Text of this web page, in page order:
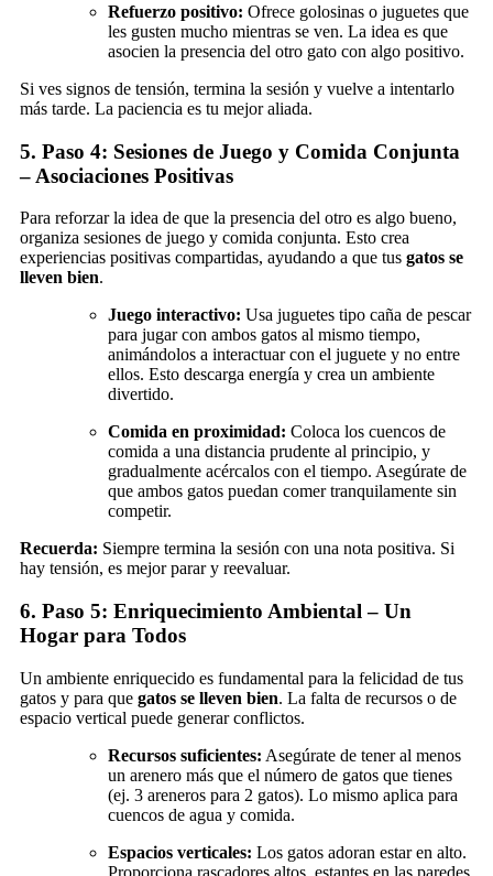
Refuerzo positivo: Ofrece golosinas o juguetes que
les gusten mucho mientras se ven. La idea es que
asocien la presencia del otro gato con algo positivo.
Si ves signos de tensión, termina la sesión y vuelve a intentarlo
más tarde. La paciencia es tu mejor aliada.
5. Paso 4: Sesiones de Juego y Comida Conjunta
– Asociaciones Positivas
Para reforzar la idea de que la presencia del otro es algo bueno,
organiza sesiones de juego y comida conjunta. Esto crea
experiencias positivas compartidas, ayudando a que tus gatos se
lleven bien.
Juego interactivo: Usa juguetes tipo caña de pescar
para jugar con ambos gatos al mismo tiempo,
animándolos a interactuar con el juguete y no entre
ellos. Esto descarga energía y crea un ambiente
divertido.
Comida en proximidad: Coloca los cuencos de
comida a una distancia prudente al principio, y
gradualmente acércalos con el tiempo. Asegúrate de
que ambos gatos puedan comer tranquilamente sin
competir.
Recuerda: Siempre termina la sesión con una nota positiva. Si
hay tensión, es mejor parar y reevaluar.
6. Paso 5: Enriquecimiento Ambiental – Un
Hogar para Todos
Un ambiente enriquecido es fundamental para la felicidad de tus
gatos y para que gatos se lleven bien. La falta de recursos o de
espacio vertical puede generar conflictos.
Recursos suficientes: Asegúrate de tener al menos
un arenero más que el número de gatos que tienes
(ej. 3 areneros para 2 gatos). Lo mismo aplica para
cuencos de agua y comida.
Espacios verticales: Los gatos adoran estar en alto.
Proporciona rascadores altos, estantes en las paredes